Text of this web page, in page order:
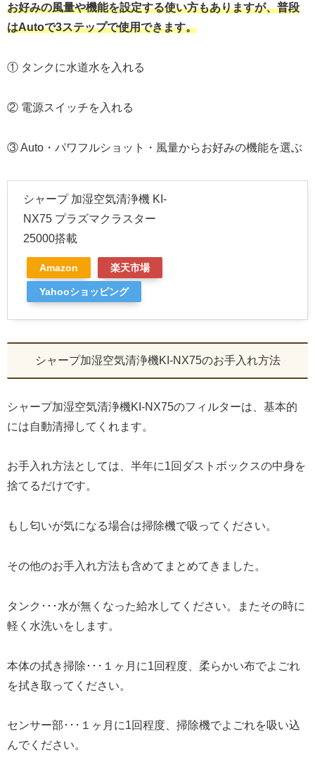
お好みの風量や機能を設定する使い方もありますが、普段
はAutoで3ステップで使用できます。
① タンクに水道水を入れる
② 電源スイッチを入れる
③ Auto・パワフルショット・風量からお好みの機能を選ぶ
シャープ 加湿空気清浄機 KI-
NX75 プラズマクラスター
25000搭載
Amazon 楽天市場
Yahooショッピング
シャープ加湿空気清浄機KI-NX75のお手入れ方法
シャープ加湿空気清浄機KI-NX75のフィルターは、基本的
には自動清掃してくれます。
お手入れ方法としては、半年に1回ダストボックスの中身を
捨てるだけです。
もし匂いが気になる場合は掃除機で吸ってください。
その他のお手入れ方法も含めてまとめてきました。
タンク･･･水が無くなった給水してください。またその時に
軽く水洗いをします。
本体の拭き掃除･･･１ヶ月に1回程度、柔らかい布でよごれ
を拭き取ってください。
センサー部･･･１ヶ月に1回程度、掃除機でよごれを吸い込
んでください。